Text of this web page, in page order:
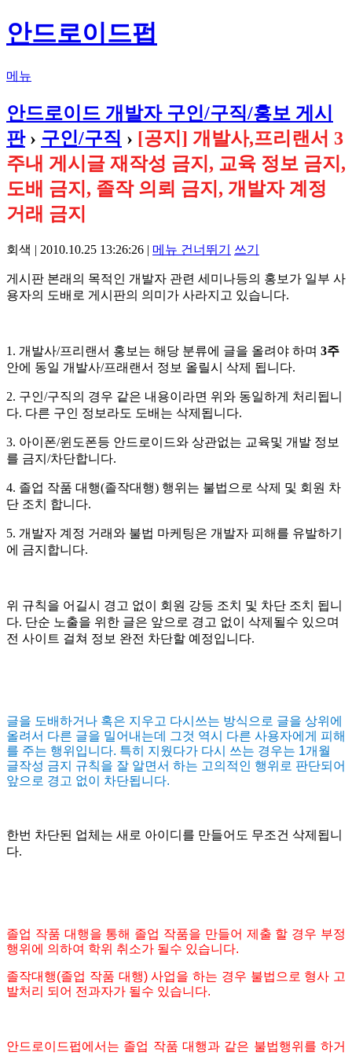
안드로이드펍
메뉴
안드로이드 개발자 구인/구직/홍보 게시
판› 구인/구직 › [공지] 개발사,프리랜서 3
주내 게시글 재작성 금지, 교육 정보 금지,
도배 금지, 졸작 의뢰 금지, 개발자 계정
거래 금지
회색 | 2010.10.25 13:26:26 | 메뉴 건너뛰기 쓰기
게시판 본래의 목적인 개발자 관련 세미나등의 홍보가 일부 사
용자의 도배로 게시판의 의미가 사라지고 있습니다.
1. 개발사/프리랜서 홍보는 해당 분류에 글을 올려야 하며 3주
안에 동일 개발사/프래랜서 정보 올릴시 삭제 됩니다.
2. 구인/구직의 경우 같은 내용이라면 위와 동일하게 처리됩니
다. 다른 구인 정보라도 도배는 삭제됩니다.
3. 아이폰/윈도폰등 안드로이드와 상관없는 교육및 개발 정보
를 금지/차단합니다.
4. 졸업 작품 대행(졸작대행) 행위는 불법으로 삭제 및 회원 차
단 조치 합니다.
5. 개발자 계정 거래와 불법 마케팅은 개발자 피해를 유발하기
에 금지합니다.
위 규칙을 어길시 경고 없이 회원 강등 조치 및 차단 조치 됩니
다. 단순 노출을 위한 글은 앞으로 경고 없이 삭제될수 있으며
전 사이트 걸쳐 정보 완전 차단할 예정입니다.
글을 도배하거나 혹은 지우고 다시쓰는 방식으로 글을 상위에
올려서 다른 글을 밀어내는데 그것 역시 다른 사용자에게 피해
를 주는 행위입니다. 특히 지웠다가 다시 쓰는 경우는 1개월
글작성 금지 규칙을 잘 알면서 하는 고의적인 행위로 판단되어
앞으로 경고 없이 차단됩니다.
한번 차단된 업체는 새로 아이디를 만들어도 무조건 삭제됩니
다.
졸업 작품 대행을 통해 졸업 작품을 만들어 제출 할 경우 부정
행위에 의하여 학위 취소가 될수 있습니다.
졸작대행(졸업 작품 대행) 사업을 하는 경우 불법으로 형사 고
발처리 되어 전과자가 될수 있습니다.
안드로이드펍에서는 졸업 작품 대행과 같은 불법행위를 하거